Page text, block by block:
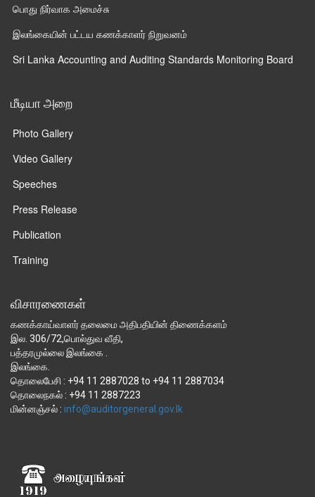
பொது நிர்வாக அமைச்சு
இலங்கையின் பட்டய கணக்காளர் நிறுவனம்
Sri Lanka Accounting and Auditing Standards Monitoring Board
மீடியா அறை
Photo Gallery
Video Gallery
Speeches
Press Release
Publication
Training
விசாரணைகள்
கணக்காய்வாளர் தலைமை அதிபதியின் திணைக்களம்
இல. 306/72,பொல்துவ வீதி,
பத்தரமுல்லை இலங்கை .
இலங்கை.
தொலைபேசி : +94 11 2887028 to +94 11 2887034
தொலைநகல் : +94 11 2887223
மின்னஞ்சல் :